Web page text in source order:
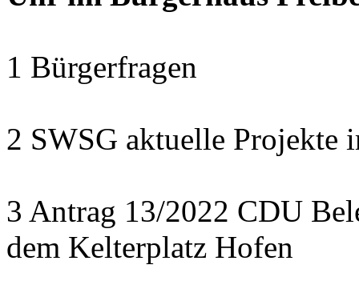
1 Bürgerfragen
2 SWSG aktuelle Projekte
3 Antrag 13/2022 CDU
dem Kelterplatz Hofen